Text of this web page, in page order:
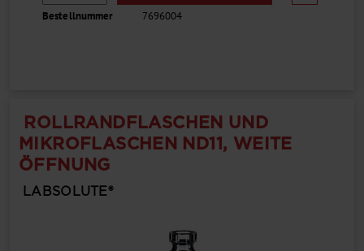
Bestellnummer 7696004
ROLLRANDFLASCHEN UND
MIKROFLASCHEN ND11, WEITE
ÖFFNUNG
LABSOLUTE®